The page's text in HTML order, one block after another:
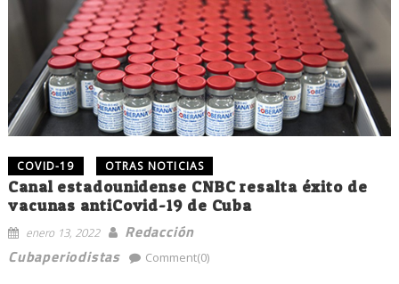
COVID-19 OTRAS NOTICIAS
Canal estadounidense CNBC resalta éxito de
vacunas antiCovid-19 de Cuba
enero 13, 2022
Redacción
Cubaperiodistas
Comment(0)